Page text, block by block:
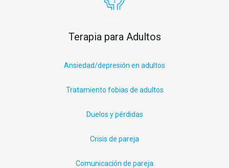
Terapia para Adultos
Ansiedad/depresión en adultos
Tratamiento fobias de adultos
Duelos y pérdidas
Crisis de pareja
Comunicación de pareja